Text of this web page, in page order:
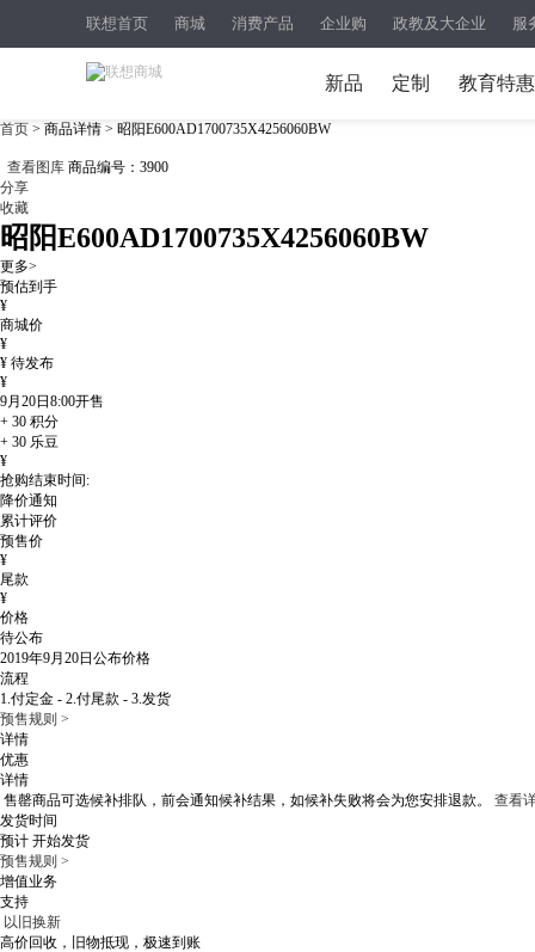
联想首页 商城 消费产品 企业购 政教及大企业 服
新品 定制 教育特惠
首页 > 商品详情 > 昭阳E600AD1700735X4256060BW
查看图库 商品编号： 3900
分享
收藏
昭阳E600AD1700735X4256060BW
更多>
预估到手
¥
商城价
¥
¥ 待发布
¥
9月20日8:00开售
+ 30 积分
+ 30 乐豆
¥
抢购结束时间:
降价通知
累计评价
预售价
¥
尾款
¥
价格
待公布
2019年9月20日 公布价格
流程
1.付定金 - 2.付尾款 - 3.发货
预售规则 >
详情
优惠
详情
售罄商品可选候补排队， 前会通知候补结果，如候补失败将会为您安排退款。
查看
发货时间
预计 开始发货
预售规则 >
增值业务
支持
以旧换新
高价回收，旧物抵现，极速到账